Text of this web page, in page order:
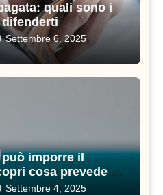
quali sono i
Settembre 6, 2025
imporre il
cosa prevede il
Settembre 4, 2025